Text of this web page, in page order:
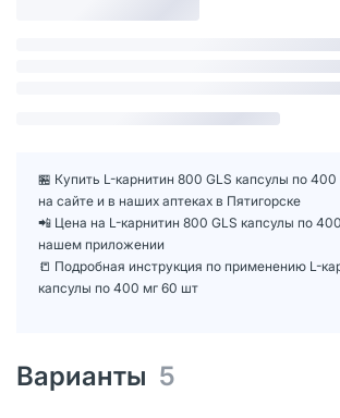
🏪 Купить L-карнитин 800 GLS капсулы по
на сайте и в наших аптеках в Пятигорске
📲 Цена на L-карнитин 800 GLS капсулы по
нашем приложении
📒 Подробная инструкция по применению L-
капсулы по 400 мг 60 шт
Варианты 5